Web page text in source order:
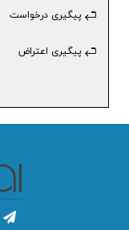
پیگیری درخواست
پیگیری اعتراض